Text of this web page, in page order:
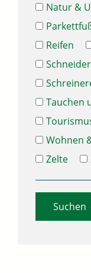
Natur &
Reifen
Tauchen
Wohnen
Zelte